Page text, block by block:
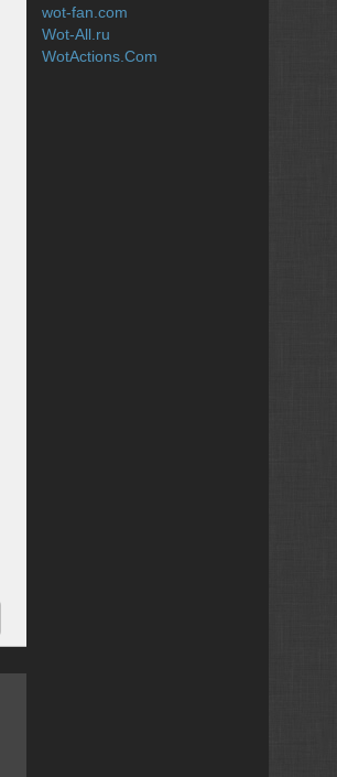
wot-fan.com
Wot-All.ru
WotActions.Com